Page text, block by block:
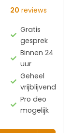
20 reviews
Gratis
gesprek
Binnen 24
uur
Geheel
vrijblijvend
Pro deo
mogelijk